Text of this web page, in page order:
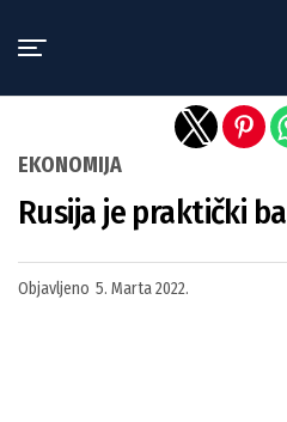
EKONOMIJA
Rusija je praktički
Objavljeno 5. Marta 2022.